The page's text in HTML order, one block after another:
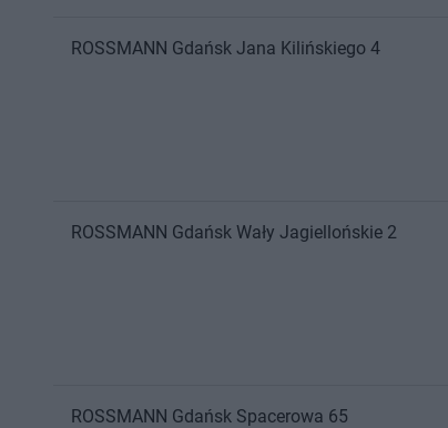
ROSSMANN Gdańsk Jana Kilińskiego 4
ROSSMANN Gdańsk Wały Jagiellońskie 2
ROSSMANN Gdańsk Spacerowa 65